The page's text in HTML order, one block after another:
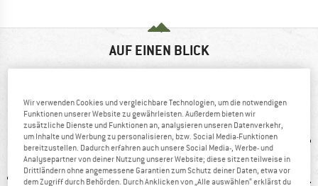
AUF EINEN BLICK
Wir verwenden Cookies und vergleichbare Technologien, um die notwendigen
Funktionen unserer Website zu gewährleisten. Außerdem bieten wir
zusätzliche Dienste und Funktionen an, analysieren unseren Datenverkehr,
um Inhalte und Werbung zu personalisieren, bzw. Social Media-Funktionen
bereitzustellen. Dadurch erfahren auch unsere Social Media-, Werbe- und
Analysepartner von deiner Nutzung unserer Website; diese sitzen teilweise in
Drittländern ohne angemessene Garantien zum Schutz deiner Daten, etwa vor
dem Zugriff durch Behörden. Durch Anklicken von „Alle auswählen“ erklärst du